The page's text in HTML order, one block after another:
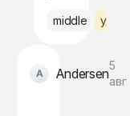
middle
Andersen
5
авг